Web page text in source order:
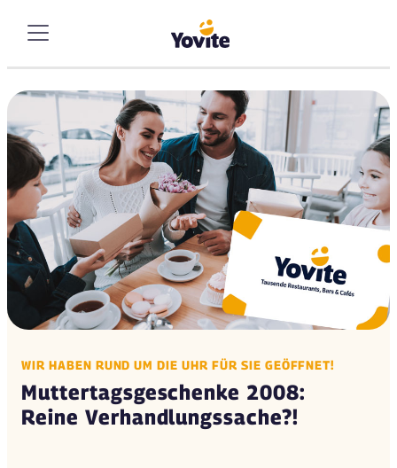
WIR HABEN RUND UM DIE UHR FÜR SIE GEÖFFNET!
Muttertagsgeschenke 2008:
Reine Verhandlungssache?!